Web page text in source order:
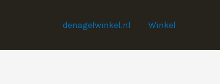
denagelwinkel.nl Winkel